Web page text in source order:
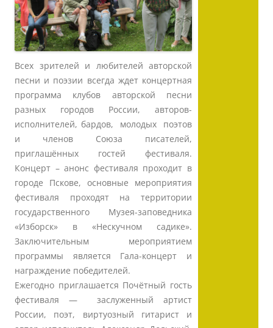
Всех зрителей и любителей авторской
песни и поэзии всегда ждет концертная
программа клубов авторской песни
разных городов России, авторов-
исполнителей, бардов, молодых поэтов
и членов Союза писателей,
приглашённых гостей фестиваля.
Концерт – анонс фестиваля проходит в
городе Пскове, основные мероприятия
фестиваля проходят на территории
государственного Музея-заповедника
«Изборск» в «Нескучном садике».
Заключительным мероприятием
программы является Гала-концерт и
награждение победителей.
Ежегодно приглашается Почётный гость
фестиваля — заслуженный артист
России, поэт, виртуозный гитарист и